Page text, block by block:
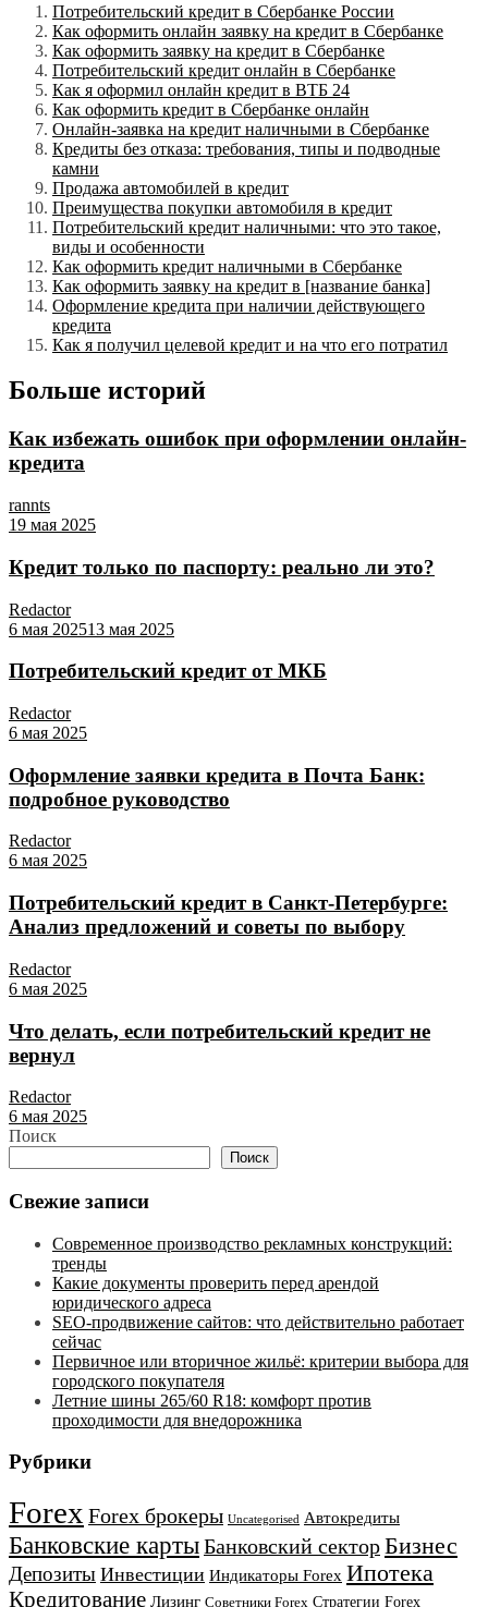
Потребительский кредит в Сбербанке России
Как оформить онлайн заявку на кредит в Сбербанке
Как оформить заявку на кредит в Сбербанке
Потребительский кредит онлайн в Сбербанке
Как я оформил онлайн кредит в ВТБ 24
Как оформить кредит в Сбербанке онлайн
Онлайн-заявка на кредит наличными в Сбербанке
Кредиты без отказа: требования, типы и подводные
камни
Продажа автомобилей в кредит
Преимущества покупки автомобиля в кредит
Потребительский кредит наличными: что это такое,
виды и особенности
Как оформить кредит наличными в Сбербанке
Как оформить заявку на кредит в [название банка]
Оформление кредита при наличии действующего
кредита
Как я получил целевой кредит и на что его потратил
Больше историй
Как избежать ошибок при оформлении онлайн-
кредита
rannts
19 мая 2025
Кредит только по паспорту: реально ли это?
Redactor
6 мая 202513 мая 2025
Потребительский кредит от МКБ
Redactor
6 мая 2025
Оформление заявки кредита в Почта Банк:
подробное руководство
Redactor
6 мая 2025
Потребительский кредит в Санкт-Петербурге:
Анализ предложений и советы по выбору
Redactor
6 мая 2025
Что делать, если потребительский кредит не
вернул
Redactor
6 мая 2025
Поиск
Поиск
Свежие записи
Современное производство рекламных конструкций:
тренды
Какие документы проверить перед арендой
юридического адреса
SEO-продвижение сайтов: что действительно работает
сейчас
Первичное или вторичное жильё: критерии выбора для
городского покупателя
Летние шины 265/60 R18: комфорт против
проходимости для внедорожника
Рубрики
Forex Forex брокеры Uncategorised Автокредиты
Банковские картыБанковский секторБизнес
Депозиты Инвестиции Индикаторы Forex Ипотека
Кредитование Лизинг Советники Forex Стратегии Forex